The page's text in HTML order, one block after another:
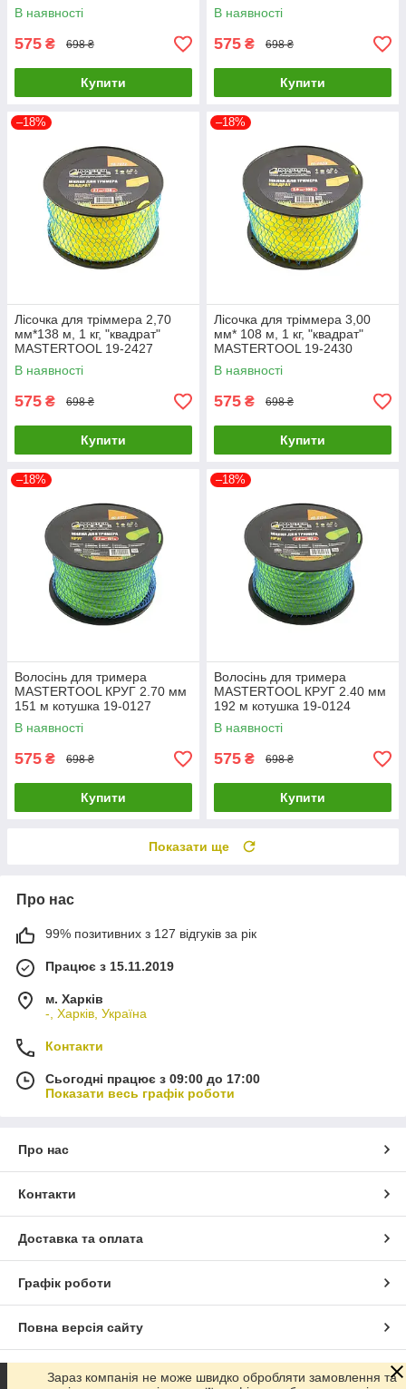
В наявності
575 ₴ 698 ₴
Купити
В наявності
575 ₴ 698 ₴
Купити
–18%
Лісочка для тріммера 2,70
мм*138 м, 1 кг, "квадрат"
MASTERTOOL 19-2427
В наявності
575 ₴ 698 ₴
Купити
–18%
Лісочка для тріммера 3,00
мм* 108 м, 1 кг, "квадрат"
MASTERTOOL 19-2430
В наявності
575 ₴ 698 ₴
Купити
–18%
Волосінь для тримера
MASTERTOOL КРУГ 2.70 мм
151 м котушка 19-0127
В наявності
575 ₴ 698 ₴
Купити
–18%
Волосінь для тримера
MASTERTOOL КРУГ 2.40 мм
192 м котушка 19-0124
В наявності
575 ₴ 698 ₴
Купити
Показати ще
Про нас
99% позитивних з 127 відгуків за рік
Працює з 15.11.2019
м. Харків
-, Харків, Україна
Контакти
Сьогодні працює з 09:00 до 17:00
Показати весь графік роботи
Про нас
Контакти
Доставка та оплата
Графік роботи
Повна версія сайту
Сайт створено на маркетплейсіProm.ua
Зараз компанія не може швидко обробляти замовлення та